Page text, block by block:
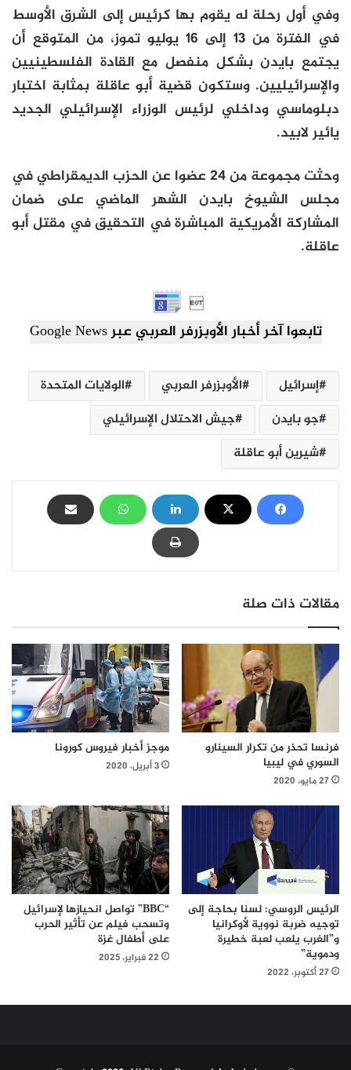
وفي أول رحلة له يقوم بها كرئيس إلى الشرق الأوسط
في الفترة من 13 إلى 16 يوليو تموز، من المتوقع أن
يجتمع بايدن بشكل منفصل مع القادة الفلسطينيين
والإسرائيليين. وستكون قضية أبو عاقلة بمثابة اختبار
دبلوماسي وداخلي لرئيس الوزراء الإسرائيلي الجديد
يائير لابيد.
وحثت مجموعة من 24 عضوا عن الحزب الديمقراطي في
مجلس الشيوخ بايدن الشهر الماضي على ضمان
المشاركة الأمريكية المباشرة في التحقيق في مقتل أبو
عاقلة.

تابعوا آخر أخبار الأوبزرفر العربي عبر Google News
إسرائيل الأوبزرفر العربي
الولايات المتحدة
جو بايدن
جيش الاحتلال الإسرائيلي
شيرين أبو عاقلة
مقالات ذات صلة
فرنسا تحذر من تكرار السينارو
السوري في ليبيا
27 مايو، 2020
موجز أخبار فيروس كورونا
3 أبريل، 2020
الرئيس الروسي: لسنا بحاجة إلى
توجيه ضربة نووية لأوكرانيا
و”الغرب يلعب لعبة خطيرة
ودموية”
27 أكتوبر، 2022
“BBC” تواصل انحيازها لإسرائيل
وتسحب فيلم عن تأثير الحرب
على أطفال غزة
22 فبراير، 2025